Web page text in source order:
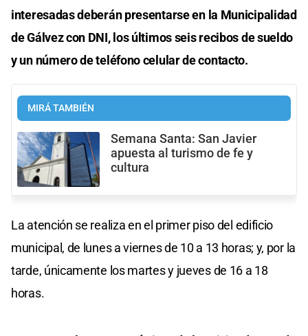
interesadas deberán presentarse en la Municipalidad
de Gálvez con DNI, los últimos seis recibos de sueldo
y un número de teléfono celular de contacto.
MIRÁ TAMBIÉN
Semana Santa: San Javier
apuesta al turismo de fe y
cultura
La atención se realiza en el primer piso del edificio
municipal, de lunes a viernes de 10 a 13 horas; y, por la
tarde, únicamente los martes y jueves de 16 a 18
horas.